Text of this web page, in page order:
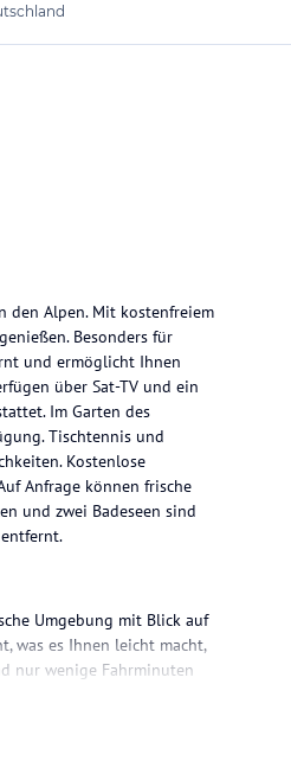
Alpen. Mit kostenfreiem
Besonders für
und ermöglicht Ihnen
über Sat-TV und ein
Im Garten des
Tischtennis und
Kostenlose
Anfrage können frische
und zwei Badeseen sind
Umgebung mit Blick auf
was es Ihnen leicht macht,
nur wenige Fahrminuten